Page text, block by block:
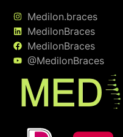
Medilon.braces
MedilonBraces
MedilonBraces
@MedilonBraces